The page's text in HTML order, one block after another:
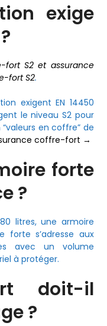
exige
fort S2 et assurance
fort S2.
exigent EN 14450
le niveau S2 pour
en coffre” de
coffre-fort →
forte
?
litres, une armoire
forte s’adresse aux
avec un volume
à protéger.
doit-il
?